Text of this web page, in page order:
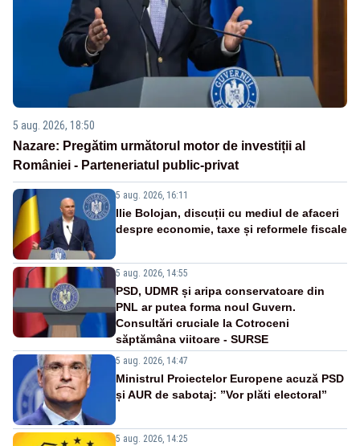
5 aug. 2026, 18:50
Nazare: Pregătim următorul motor de investiții al
României - Parteneriatul public-privat
5 aug. 2026, 16:11
Ilie Bolojan, discuții cu mediul de afaceri
despre economie, taxe și reformele fiscale
5 aug. 2026, 14:55
PSD, UDMR și aripa conservatoare din
PNL ar putea forma noul Guvern.
Consultări cruciale la Cotroceni
săptămâna viitoare - SURSE
5 aug. 2026, 14:47
Ministrul Proiectelor Europene acuză PSD
și AUR de sabotaj: ”Vor plăti electoral”
5 aug. 2026, 14:25